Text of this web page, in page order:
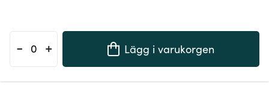
- + Lägg i varukorgen